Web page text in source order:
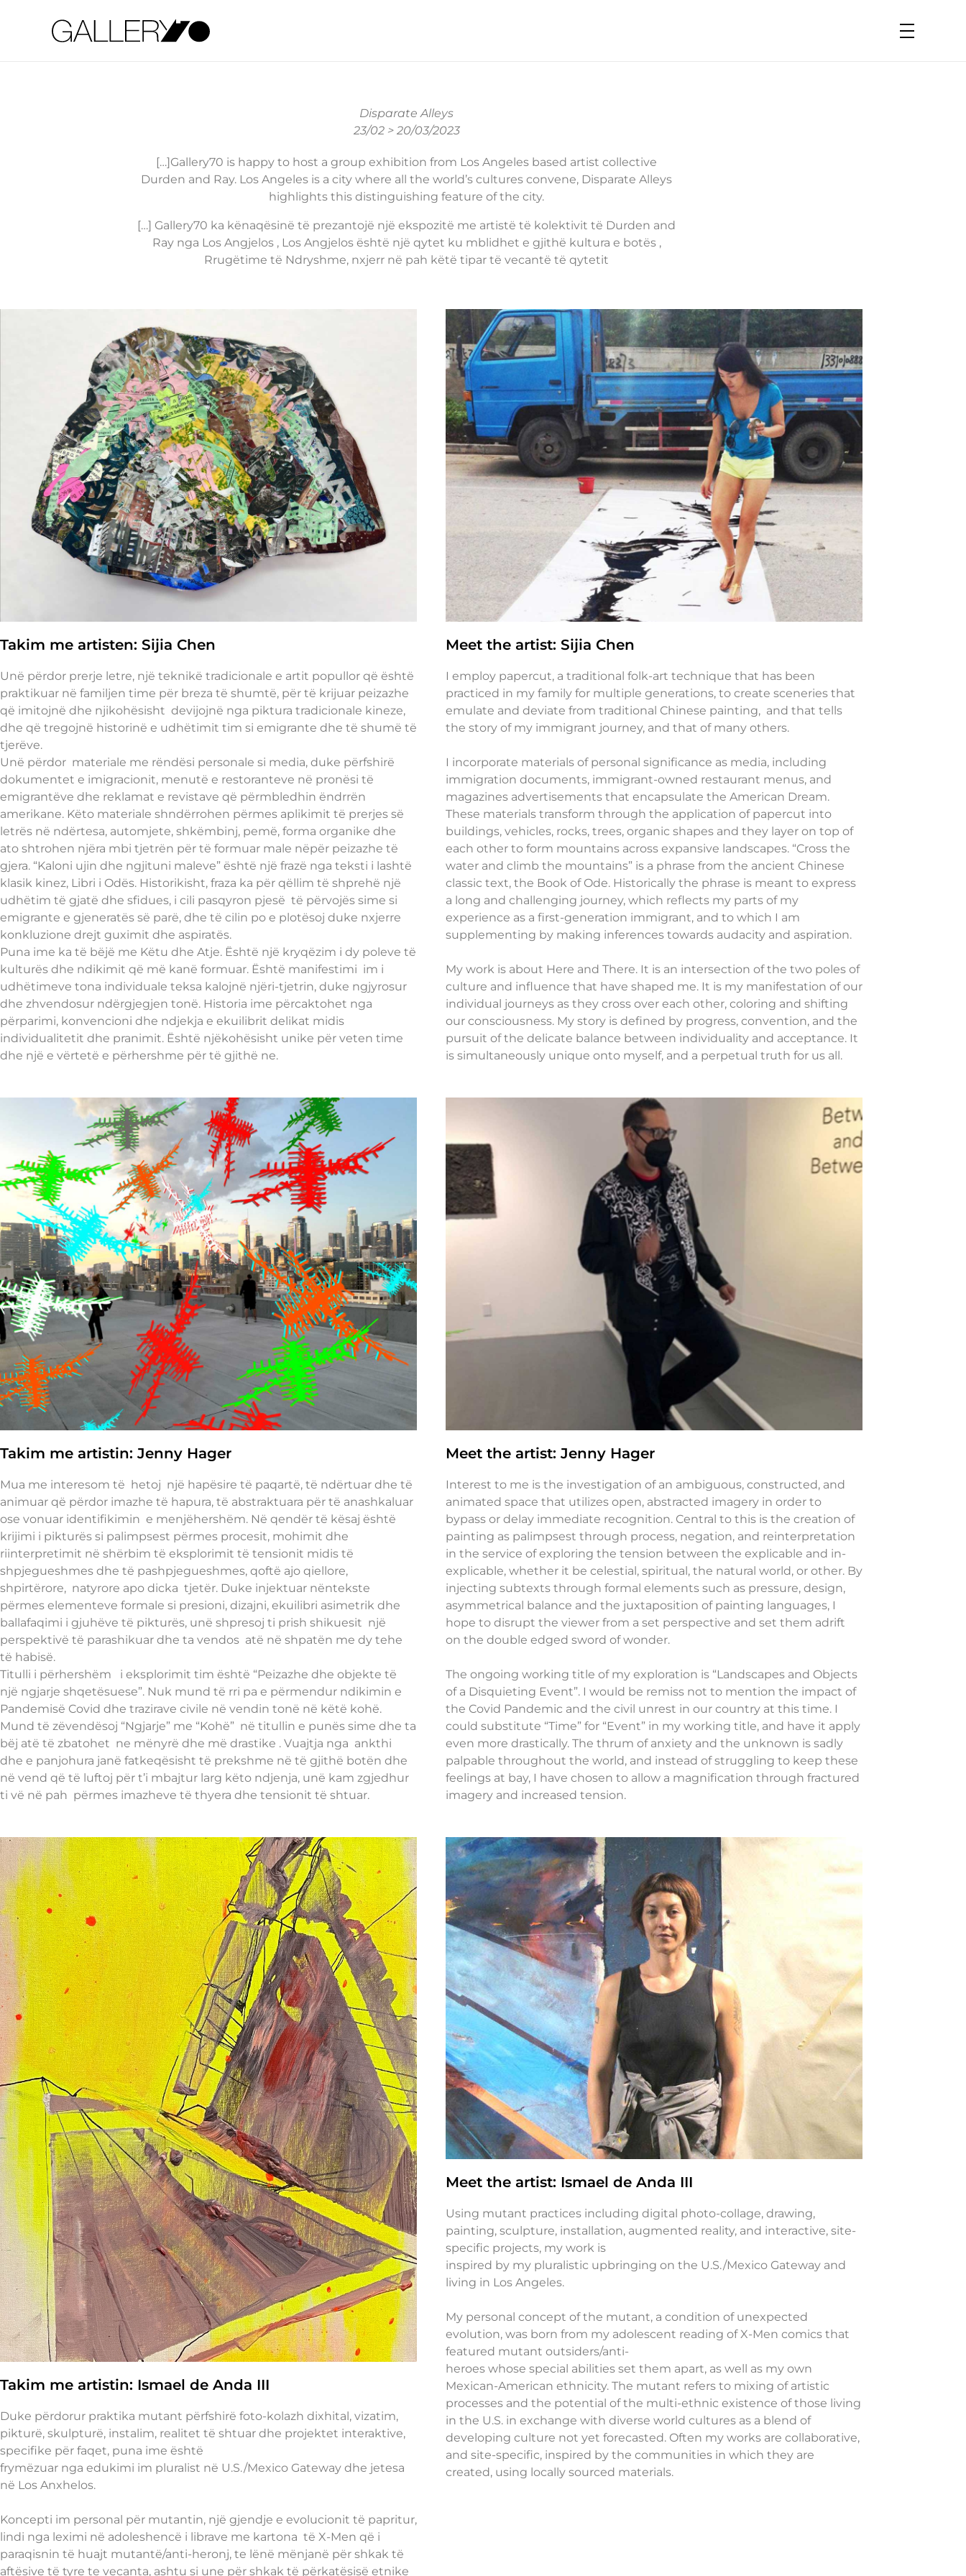
Disparate Alleys
23/02 > 20/03/2023
[…]Gallery70 is happy to host a group exhibition from Los Angeles based artist collective
Durden and Ray. Los Angeles is a city where all the world’s cultures convene, Disparate Alleys
highlights this distinguishing feature of the city.
[…] Gallery70 ka kënaqësinë të prezantojë një ekspozitë me artistë të kolektivit të Durden and
Ray nga Los Angjelos , Los Angjelos është një qytet ku mblidhet e gjithë kultura e botës ,
Rrugëtime të Ndryshme, nxjerr në pah këtë tipar të vecantë të qytetit
Takim me artisten: Sijia Chen
Unë përdor prerje letre, një teknikë tradicionale e artit popullor që është
praktikuar në familjen time për breza të shumtë, për të krijuar peizazhe
që imitojnë dhe njikohësisht devijojnë nga piktura tradicionale kineze,
dhe që tregojnë historinë e udhëtimit tim si emigrante dhe të shumë të
tjerëve.
Unë përdor materiale me rëndësi personale si media, duke përfshirë
dokumentet e imigracionit, menutë e restoranteve në pronësi të
emigrantëve dhe reklamat e revistave që përmbledhin ëndrrën
amerikane. Këto materiale shndërrohen përmes aplikimit të prerjes së
letrës në ndërtesa, automjete, shkëmbinj, pemë, forma organike dhe
ato shtrohen njëra mbi tjetrën për të formuar male nëpër peizazhe të
gjera. “Kaloni ujin dhe ngjituni maleve” është një frazë nga teksti i lashtë
klasik kinez, Libri i Odës. Historikisht, fraza ka për qëllim të shprehë një
udhëtim të gjatë dhe sfidues, i cili pasqyron pjesë të përvojës sime si
emigrante e gjeneratës së parë, dhe të cilin po e plotësoj duke nxjerre
konkluzione drejt guximit dhe aspiratës.
Puna ime ka të bëjë me Këtu dhe Atje. Është një kryqëzim i dy poleve të
kulturës dhe ndikimit që më kanë formuar. Është manifestimi im i
udhëtimeve tona individuale teksa kalojnë njëri-tjetrin, duke ngjyrosur
dhe zhvendosur ndërgjegjen tonë. Historia ime përcaktohet nga
përparimi, konvencioni dhe ndjekja e ekuilibrit delikat midis
individualitetit dhe pranimit. Është njëkohësisht unike për veten time
dhe një e vërtetë e përhershme për të gjithë ne.
Meet the artist: Sijia Chen
I employ papercut, a traditional folk-art technique that has been
practiced in my family for multiple generations, to create sceneries that
emulate and deviate from traditional Chinese painting, and that tells
the story of my immigrant journey, and that of many others.
I incorporate materials of personal significance as media, including
immigration documents, immigrant-owned restaurant menus, and
magazines advertisements that encapsulate the American Dream.
These materials transform through the application of papercut into
buildings, vehicles, rocks, trees, organic shapes and they layer on top of
each other to form mountains across expansive landscapes. “Cross the
water and climb the mountains” is a phrase from the ancient Chinese
classic text, the Book of Ode. Historically the phrase is meant to express
a long and challenging journey, which reflects my parts of my
experience as a first-generation immigrant, and to which I am
supplementing by making inferences towards audacity and aspiration.
My work is about Here and There. It is an intersection of the two poles of
culture and influence that have shaped me. It is my manifestation of our
individual journeys as they cross over each other, coloring and shifting
our consciousness. My story is defined by progress, convention, and the
pursuit of the delicate balance between individuality and acceptance. It
is simultaneously unique onto myself, and a perpetual truth for us all.
Takim me artistin: Jenny Hager
Mua me interesom të hetoj një hapësire të paqartë, të ndërtuar dhe të
animuar që përdor imazhe të hapura, të abstraktuara për të anashkaluar
ose vonuar identifikimin e menjëhershëm. Në qendër të kësaj është
krijimi i pikturës si palimpsest përmes procesit, mohimit dhe
riinterpretimit në shërbim të eksplorimit të tensionit midis të
shpjegueshmes dhe të pashpjegueshmes, qoftë ajo qiellore,
shpirtërore, natyrore apo dicka tjetër. Duke injektuar nëntekste
përmes elementeve formale si presioni, dizajni, ekuilibri asimetrik dhe
ballafaqimi i gjuhëve të pikturës, unë shpresoj ti prish shikuesit një
perspektivë të parashikuar dhe ta vendos atë në shpatën me dy tehe
të habisë.
Titulli i përhershëm i eksplorimit tim është “Peizazhe dhe objekte të
një ngjarje shqetësuese”. Nuk mund të rri pa e përmendur ndikimin e
Pandemisë Covid dhe trazirave civile në vendin tonë në këtë kohë.
Mund të zëvendësoj “Ngjarje” me “Kohë” në titullin e punës sime dhe ta
bëj atë të zbatohet ne mënyrë dhe më drastike . Vuajtja nga ankthi
dhe e panjohura janë fatkeqësisht të prekshme në të gjithë botën dhe
në vend që të luftoj për t’i mbajtur larg këto ndjenja, unë kam zgjedhur
ti vë në pah përmes imazheve të thyera dhe tensionit të shtuar.
Meet the artist: Jenny Hager
Interest to me is the investigation of an ambiguous, constructed, and
animated space that utilizes open, abstracted imagery in order to
bypass or delay immediate recognition. Central to this is the creation of
painting as palimpsest through process, negation, and reinterpretation
in the service of exploring the tension between the explicable and in-
explicable, whether it be celestial, spiritual, the natural world, or other. By
injecting subtexts through formal elements such as pressure, design,
asymmetrical balance and the juxtaposition of painting languages, I
hope to disrupt the viewer from a set perspective and set them adrift
on the double edged sword of wonder.
The ongoing working title of my exploration is “Landscapes and Objects
of a Disquieting Event”. I would be remiss not to mention the impact of
the Covid Pandemic and the civil unrest in our country at this time. I
could substitute “Time” for “Event” in my working title, and have it apply
even more drastically. The thrum of anxiety and the unknown is sadly
palpable throughout the world, and instead of struggling to keep these
feelings at bay, I have chosen to allow a magnification through fractured
imagery and increased tension.
Takim me artistin: Ismael de Anda III
Duke përdorur praktika mutant përfshirë foto-kolazh dixhital, vizatim,
pikturë, skulpturë, instalim, realitet të shtuar dhe projektet interaktive,
specifike për faqet, puna ime është
frymëzuar nga edukimi im pluralist në U.S./Mexico Gateway dhe jetesa
në Los Anxhelos.
Koncepti im personal për mutantin, një gjendje e evolucionit të papritur,
lindi nga leximi në adoleshencë i librave me kartona të X-Men që i
paraqisnin të huajt mutantë/anti-heronj, te lënë mënjanë për shkak të
aftësive të tyre te vecanta, ashtu si une për shkak të përkatësisë etnike
Meet the artist: Ismael de Anda III
Using mutant practices including digital photo-collage, drawing,
painting, sculpture, installation, augmented reality, and interactive, site-
specific projects, my work is
inspired by my pluralistic upbringing on the U.S./Mexico Gateway and
living in Los Angeles.
My personal concept of the mutant, a condition of unexpected
evolution, was born from my adolescent reading of X-Men comics that
featured mutant outsiders/anti-
heroes whose special abilities set them apart, as well as my own
Mexican-American ethnicity. The mutant refers to mixing of artistic
processes and the potential of the multi-ethnic existence of those living
in the U.S. in exchange with diverse world cultures as a blend of
developing culture not yet forecasted. Often my works are collaborative,
and site-specific, inspired by the communities in which they are
created, using locally sourced materials.